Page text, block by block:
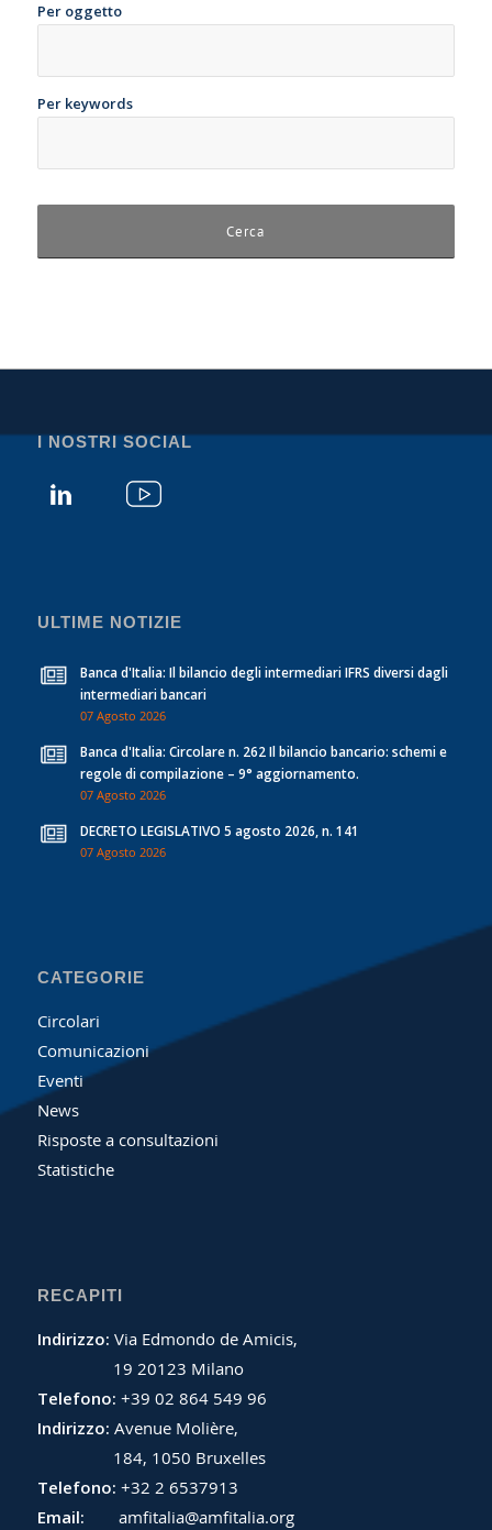
Per oggetto
Per keywords
I NOSTRI SOCIAL
ULTIME NOTIZIE
Banca d'Italia: Il bilancio degli intermediari IFRS diversi dagli
intermediari bancari
07 Agosto 2026
Banca d'Italia: Circolare n. 262 Il bilancio bancario: schemi e
regole di compilazione – 9° aggiornamento.
07 Agosto 2026
DECRETO LEGISLATIVO 5 agosto 2026, n. 141
07 Agosto 2026
CATEGORIE
Circolari
Comunicazioni
Eventi
News
Risposte a consultazioni
Statistiche
RECAPITI
Indirizzo: Via Edmondo de Amicis,
19 20123 Milano
Telefono: +39 02 864 549 96
Indirizzo: Avenue Molière,
184, 1050 Bruxelles
Telefono: +32 2 6537913
Email:
amfitalia@amfitalia.org